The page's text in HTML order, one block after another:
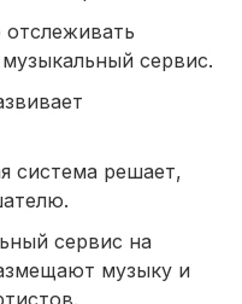
сервис.
система решает,
сервис на
музыку и